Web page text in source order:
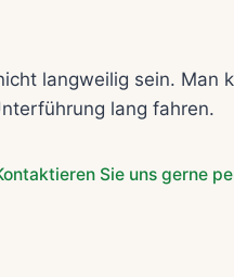
langweilig sein. Man
lang fahren.
Sie uns gerne